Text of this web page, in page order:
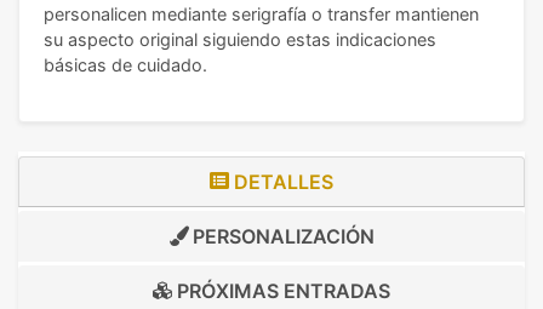
personalicen mediante serigrafía o transfer mantienen
su aspecto original siguiendo estas indicaciones
básicas de cuidado.
DETALLES
PERSONALIZACIÓN
PRÓXIMAS ENTRADAS